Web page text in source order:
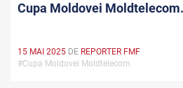
Cupa Moldovei
15 MAI 2025 DE REPORTER FMF
#Cupa Moldovei Moldtelecom